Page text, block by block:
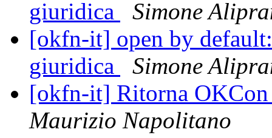
giuridica
Simone
[okfn-it] open by
giuridica
Simone
[okfn-it] Ritorna
Maurizio Napolitano